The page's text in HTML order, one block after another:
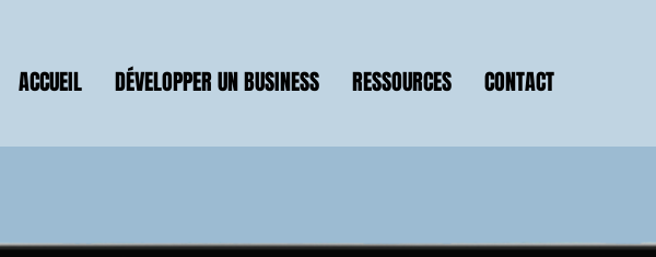
ACCUEIL DÉVELOPPER UN BUSINESS RESSOURCES CONTACT